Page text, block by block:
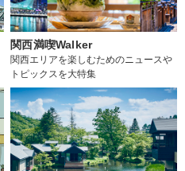
関西満喫Walker
関西エリアを楽しむためのニュースや
トピックスを大特集